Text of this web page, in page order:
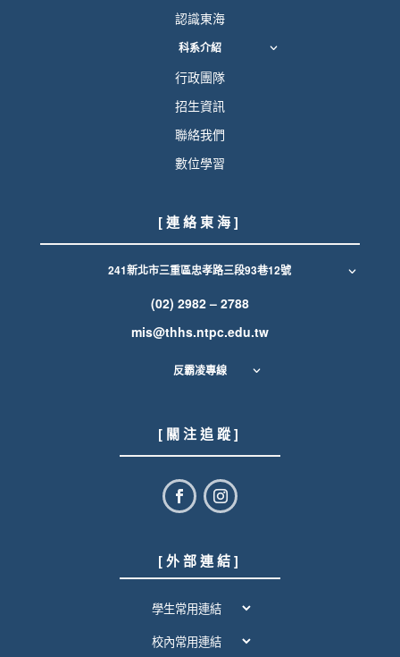
認識東海
科系介紹
行政團隊
招生資訊
聯絡我們
數位學習
[ 連 絡 東 海 ]
241新北市三重區忠孝路三段93巷12號
(02) 2982 – 2788
mis@thhs.ntpc.edu.tw
反霸凌專線
[ 關 注 追 蹤 ]
[ 外 部 連 結 ]